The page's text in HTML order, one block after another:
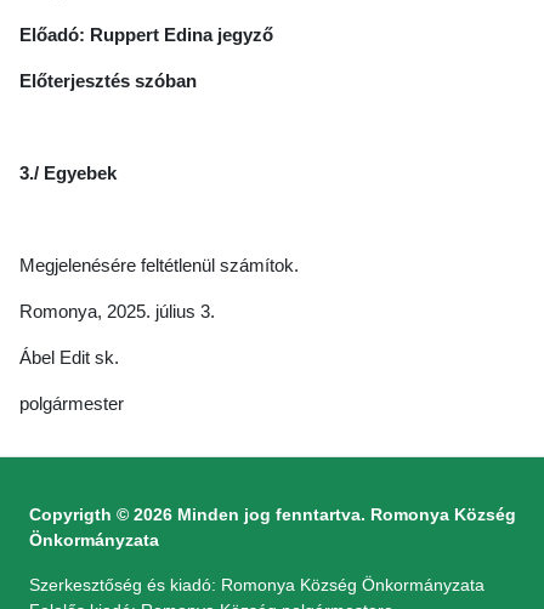
Előadó: Ruppert Edina jegyző
Előterjesztés szóban
3./ Egyebek
Megjelenésére feltétlenül számítok.
Romonya, 2025. július 3.
Ábel Edit sk.
polgármester
Copyrigth © 2026 Minden jog fenntartva. Romonya Község
Önkormányzata
Szerkesztőség és kiadó: Romonya Község Önkormányzata